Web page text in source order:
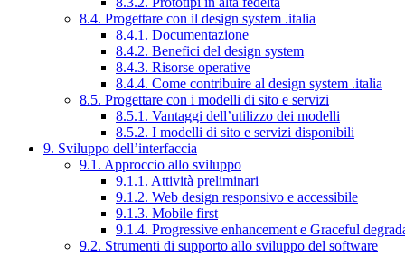
8.4. Progettare con il design system .italia
8.4.1. Documentazione
8.4.2. Benefici del design system
8.4.3. Risorse operative
8.4.4. Come contribuire al design system .italia
8.5. Progettare con i modelli di sito e servizi
8.5.1. Vantaggi dell’utilizzo dei modelli
8.5.2. I modelli di sito e servizi disponibili
9. Sviluppo dell’interfaccia
9.1. Approccio allo sviluppo
9.1.1. Attività preliminari
9.1.2. Web design responsivo e accessibile
9.1.3. Mobile first
9.1.4. Progressive enhancement e Graceful
9.2. Strumenti di supporto allo sviluppo del software